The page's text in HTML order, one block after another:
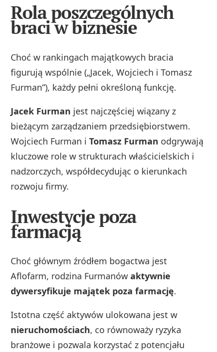
Rola poszczególnych
braci w biznesie
Choć w rankingach majątkowych bracia
figurują wspólnie („Jacek, Wojciech i Tomasz
Furman”), każdy pełni określoną funkcję.
Jacek Furman jest najczęściej wiązany z
bieżącym zarządzaniem przedsiębiorstwem.
Wojciech Furman iTomasz Furman odgrywają
kluczowe role w strukturach właścicielskich i
nadzorczych, współdecydując o kierunkach
rozwoju firmy.
Inwestycje poza
farmacją
Choć głównym źródłem bogactwa jest
Aflofarm, rodzina Furmanówaktywnie
dywersyfikuje majątek poza farmację.
Istotna część aktywów ulokowana jest w
nieruchomościach, co równoważy ryzyka
branżowe i pozwala korzystać z potencjału